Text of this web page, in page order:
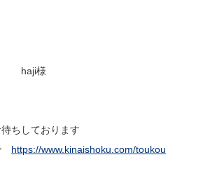
haji様
ちしております
https://www.kinaishoku.com/toukou